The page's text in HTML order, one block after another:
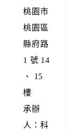
桃園市
桃園區
縣府路
1 號 14
、 15
樓
承辦
人：科